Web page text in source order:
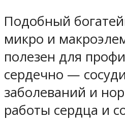
Подобный
микро и
полезен для
сердечно —
заболеваний и
работы сердца и